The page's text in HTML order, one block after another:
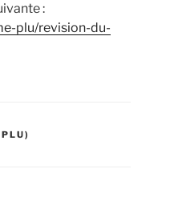
:
plu/revision-du-